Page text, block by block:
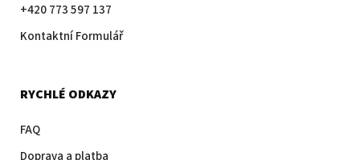
+420 773 597 137
Kontaktní Formulář
RYCHLÉ ODKAZY
FAQ
Doprava a platba